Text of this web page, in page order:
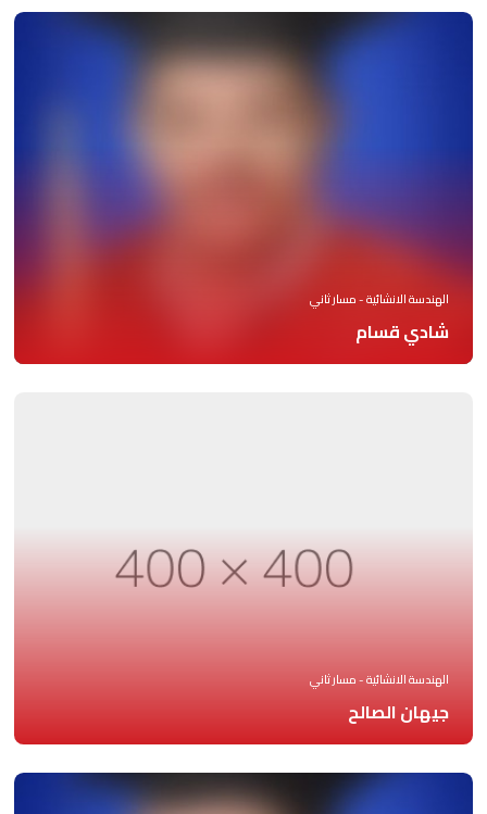
الهندسة الانشائية - مسار ثاني
شادي قسام
الهندسة الانشائية - مسار ثاني
جيهان الصالح